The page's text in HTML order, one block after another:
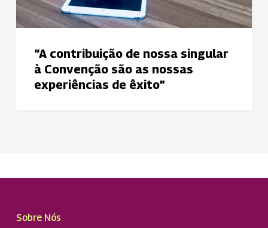
“A contribuição de nossa singular
à Convenção são as nossas
experiências de êxito”
Sobre Nós